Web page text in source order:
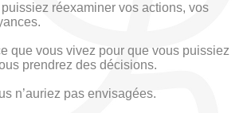
réexaminer vos actions, vos
que vous vivez pour que vous puissiez
prendrez des décisions.
n’auriez pas envisagées.